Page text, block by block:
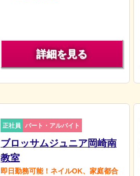
詳細を見る
正社員 パート・アルバイト
ブロッサムジュニア岡崎南
教室
即日勤務可能！ネイルOK、家庭都合